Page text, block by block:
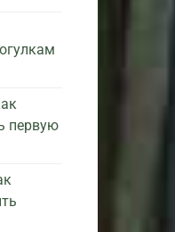
первую